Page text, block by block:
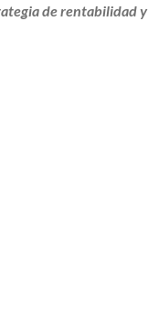
de rentabilidad y